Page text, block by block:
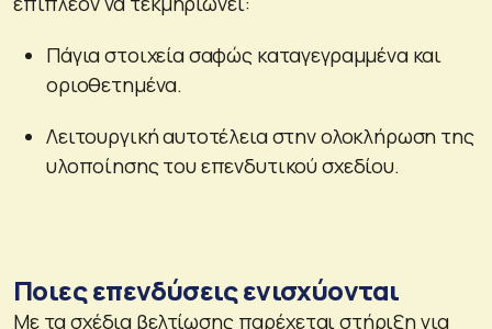
Πάγια στοιχεία σαφώς καταγεγραμμένα και
οριοθετημένα.
Λειτουργική αυτοτέλεια στην ολοκλήρωση της
υλοποίησης του επενδυτικού σχεδίου.
Ποιες επενδύσεις ενισχύονται
Με τα σχέδια βελτίωσης παρέχεται στήριξη για